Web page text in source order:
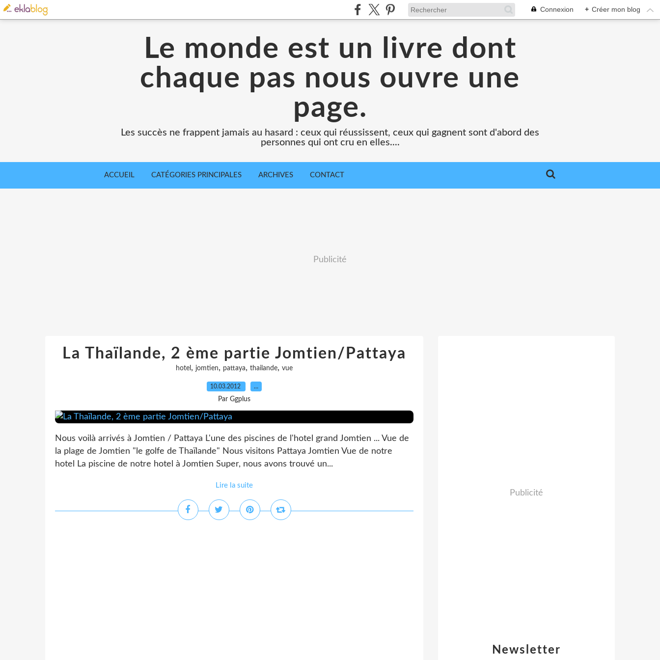
Connexion + Créer mon blog
Le monde est un livre dont
chaque pas nous ouvre une
page.
Les succès ne frappent jamais au hasard : ceux qui réussissent, ceux qui gagnent sont d'abord des
personnes qui ont cru en elles....
ACCUEIL CATÉGORIES PRINCIPALES ARCHIVES CONTACT
Publicité
La Thaïlande, 2 ème partie Jomtien/Pattaya
hotel , jomtien, pattaya, thailande, vue
10.03.2012 …
Par Ggplus
Nous voilà arrivés à Jomtien / Pattaya L'une des piscines de l'hotel grand Jomtien ... Vue de
la plage de Jomtien "le golfe de Thaïlande" Nous visitons Pattaya Jomtien Vue de notre
hotel La piscine de notre hotel à Jomtien Super, nous avons trouvé un...
Lire la suite
Newsletter
Publicité